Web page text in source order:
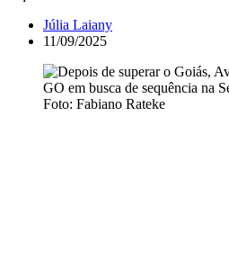
Júlia Laiany
11/09/2025
Foto: Fabiano Rateke